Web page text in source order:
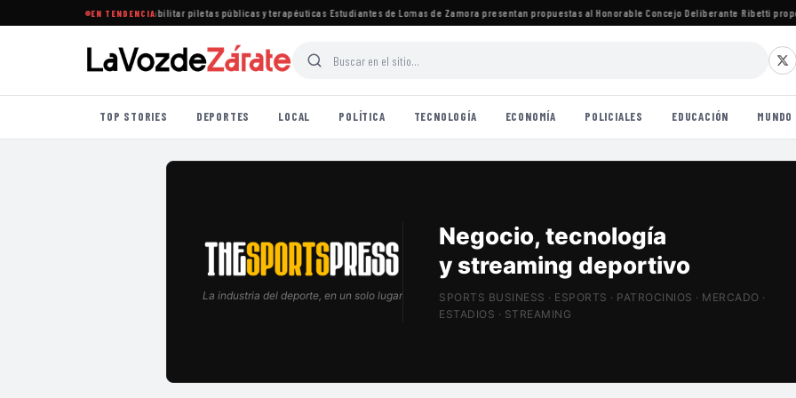
EN TENDENCIA
nuevas normas para habilitar piletas públicas y terapéuticas·Estudiantes de Lomas de Zamora presentan propuestas al Honorable Concejo Deliberante·Ribetti
TOP STORIES DEPORTES LOCAL POLÍTICA TECNOLOGÍA ECONOMÍA POLICIALES EDUCACIÓN MUNDO
La industria del deporte, en un solo lugar
Patrocinios, estadios
y Sports Tech
SPORTS BUSINESS · ESPORTS · PATROCINIOS · MERCADO ·
ESTADIOS · STREAMING